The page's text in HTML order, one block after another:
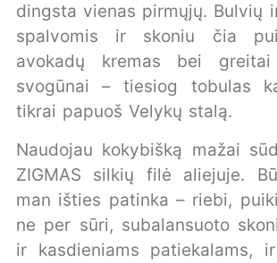
dingsta vienas pirmųjų. Bulvių
spalvomis ir skoniu čia
avokadų kremas bei greitai
svogūnai – tiesiog tobulas
tikrai papuoš Velykų stalą.
Naudojau kokybišką mažai
ZIGMAS silkių filė aliejuje.
man išties patinka – riebi,
ne per sūri, subalansuoto
ir kasdieniams patiekalams,